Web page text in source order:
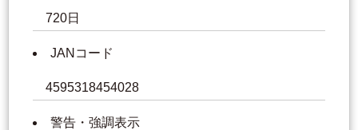
720日
JANコード
4595318454028
警告・強調表示